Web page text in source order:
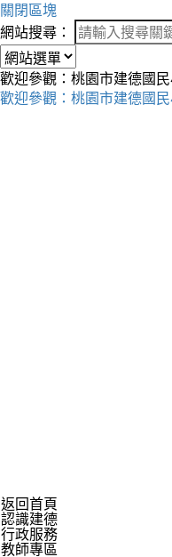
關閉區塊
網站搜尋：
歡迎參觀：桃園市建德國
歡迎參觀：桃園市建德國
返回首頁
認識建德
行政服務
教師專區